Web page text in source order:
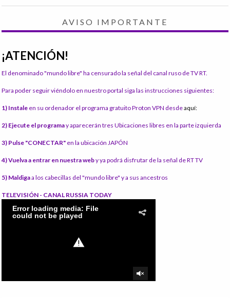
AVISO IMPORTANTE
¡ATENCIÓN!
El denominado "mundo libre" ha censurado la señal del canal ruso de TV RT.
Para poder seguir viéndolo en nuestro portal siga las instrucciones siguientes:
1) Instale en su ordenador el programa gratuito Proton VPN desdeaquí:
2) Ejecute el programay aparecerán tres Ubicaciones libres en la parte izquierda
3) Pulse "CONECTAR" en la ubicación JAPÓN
4) Vuelva a entrar en nuestra weby ya podrá disfrutar de la señal de RT TV
5) Maldigaa los cabecillas del "mundo libre" y a sus ancestros
TELEVISIÓN - CANAL RUSSIA TODAY